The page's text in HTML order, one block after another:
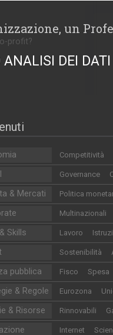
un
profit?
ANALISI DEI DATI
Competitività
Governance
& Mercati Politica
Multinazionali
Skills Lavoro
Sostenibilità
pubblica Fisco Spesa
& Regole Eurozona
& Risorse Rinnovabili
Internet